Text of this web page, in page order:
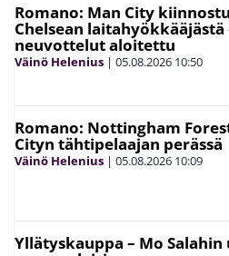
Romano: Man City
Chelsean laitahyökkääjästä
neuvottelut aloitettu
Väinö Helenius | 05.08.2026 10:50
Romano: Nottingham
Cityn tähtipelaajan perässä
Väinö Helenius | 05.08.2026 10:09
Yllätyskauppa – Mo Salahin